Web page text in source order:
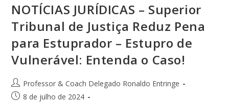
NOTÍCIAS JURÍDICAS – Superior
Tribunal de Justiça Reduz Pena
para Estuprador – Estupro de
Vulnerável: Entenda o Caso!
Professor & Coach Delegado Ronaldo Entringe
8 de julho de 2024